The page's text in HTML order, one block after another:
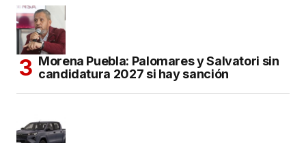
Morena Puebla: Palomares y Salvatori sin
candidatura 2027 si hay sanción